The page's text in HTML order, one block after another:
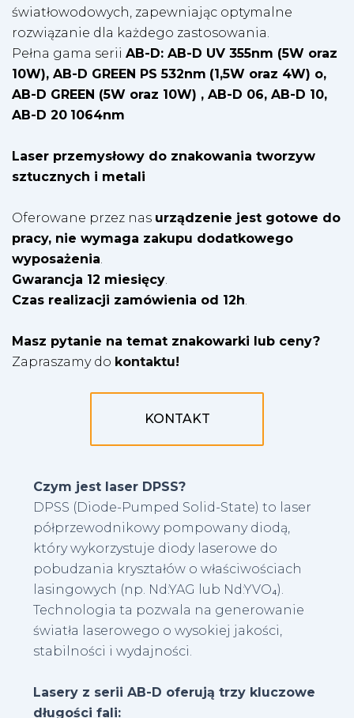
światłowodowych, zapewniając optymalne
rozwiązanie dla każdego zastosowania.
Pełna gama serii AB-D: AB-D UV 355nm (5W oraz
10W), AB-D GREEN PS 532nm (1,5W oraz 4W) o,
AB-D GREEN (5W oraz 10W) , AB-D 06, AB-D 10,
AB-D 20 1064nm
Laser przemysłowy do znakowania tworzyw
sztucznych i metali
Oferowane przez nas urządzenie jest gotowe do
pracy, nie wymaga zakupu dodatkowego
wyposażenia.
Gwarancja 12 miesięcy.
Czas realizacji zamówienia od 12h.
Masz pytanie na temat znakowarki lub ceny?
Zapraszamy do kontaktu!
KONTAKT
Czym jest laser DPSS?
DPSS (Diode-Pumped Solid-State) to laser
półprzewodnikowy pompowany diodą,
który wykorzystuje diody laserowe do
pobudzania kryształów o właściwościach
lasingowych (np. Nd:YAG lub Nd:YVO₄).
Technologia ta pozwala na generowanie
światła laserowego o wysokiej jakości,
stabilności i wydajności.
Lasery z serii AB-D oferują trzy kluczowe
długości fali: